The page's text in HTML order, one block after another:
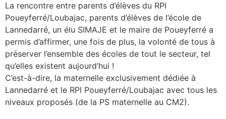
La rencontre entre parents d’élèves du RPI
Poueyferré/Loubajac, parents d’élèves de l’école de
Lannedarré, un élu SIMAJE et le maire de Poueyferré a
permis d’affirmer, une fois de plus, la volonté de tous à
préserver l’ensemble des écoles de tout le secteur, tel
qu’elles existent aujourd’hui !
C’est-à-dire, la maternelle exclusivement dédiée à
Lannedarré et le RPI Poueyferré/Loubajac avec tous les
niveaux proposés (de la PS maternelle au CM2).